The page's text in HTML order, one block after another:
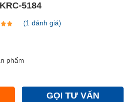
5184
(1 đánh giá)
phẩm
GỌI TƯ VẤN